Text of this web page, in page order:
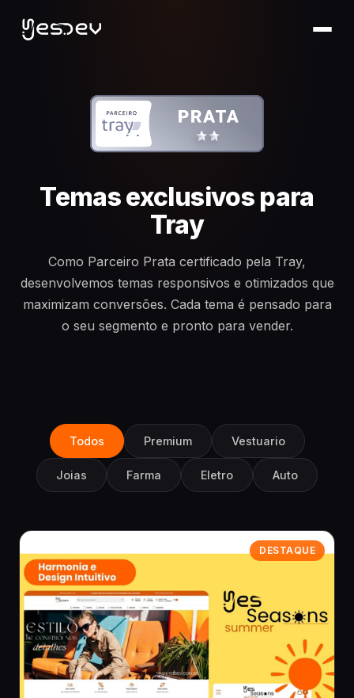
Temas exclusivos para
Tray
Como Parceiro Prata certificado pela Tray,
desenvolvemos temas responsivos e otimizados que
maximizam conversões. Cada tema é pensado para
o seu segmento e pronto para vender.
Todos Premium Vestuario
Joias Farma Eletro Auto
DESTAQUE